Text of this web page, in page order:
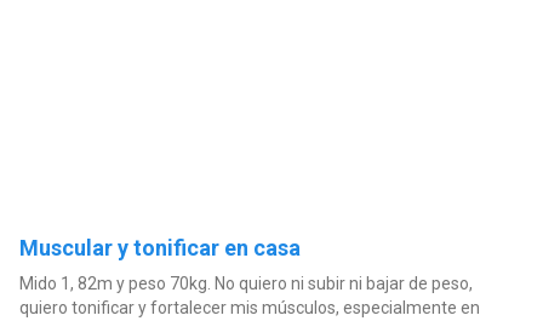
Muscular y tonificar en casa
Mido 1, 82m y peso 70kg. No quiero ni subir ni bajar de peso,
quiero tonificar y fortalecer mis músculos, especialmente en